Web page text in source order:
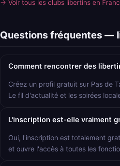
→ Voir tous les clubs libertins en
Questions fréquentes —
Comment rencontrer des
Créez un profil gratuit sur Pas de
Le fil d'actualité et les soirées
L'inscription est-elle vraiment
Oui, l'inscription est totalement
et ouvre l'accès à toutes les